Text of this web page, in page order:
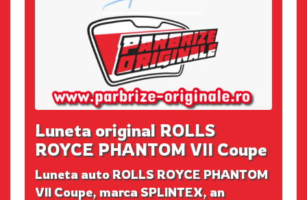
Luneta original ROLLS
ROYCE PHANTOM VII Coupe
Luneta auto ROLLS ROYCE PHANTOM
VII Coupe, marca SPLINTEX, an